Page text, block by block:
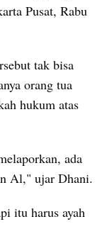
Pusat, Rabu
tak bisa
orang tua
hukum atas
ada
Al," ujar Dhani.
itu harus ayah